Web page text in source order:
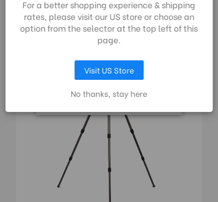
390,00€
TMA38CL
gemäß unserer
Datenschutzrichtlinie
zu.
AUSWAHL ANPASSEN
ALLE COOKIES AKZEPTIEREN
For a better shopping experience & shipping
rates, please visit our US store or choose an
option from the selector at the top left of this
page.
Visit US Store
No thanks, stay here